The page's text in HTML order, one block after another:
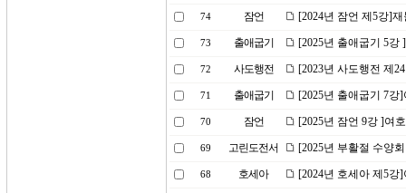
74 잠언 [2024년 잠언 제5강]
73 출애굽기 [2025년 출애굽기 5
72 사도행전 [2023년 사도행전 제
71 출애굽기 [2025년 출애굽기 7
70 잠언 [2025년 잠언 9강 ]여
69 고린도전서 [2025년 부활절 수양
68 호세아 [2024년 호세아 제5강